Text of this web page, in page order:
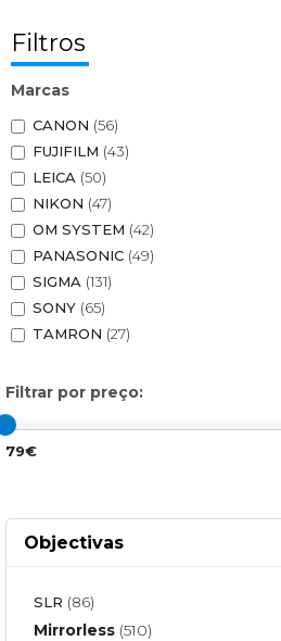
Filtros
Marcas
CANON (56)
FUJIFILM (43)
LEICA (50)
NIKON (47)
OM SYSTEM (42)
PANASONIC (49)
SIGMA (131)
SONY (65)
TAMRON (27)
Filtrar por preço:
79€
Objectivas
SLR (86)
Mirrorless (510)